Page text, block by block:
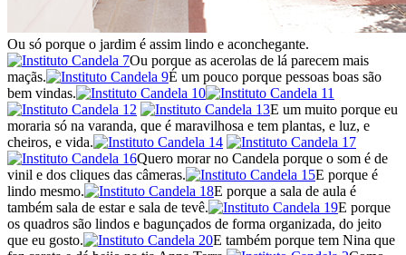
Ou só porque o jardim é assim lindo e aconchegante.
Ou porque as acerolas de lá parecem mais
maçãs.
É um pouco porque pessoas boas são
bem vindas.
E um muito porque eu
moraria só na varanda, que é maravilhosa e tem plantas, e luz, e
cheiros, e vida.
Quero morar no Candela porque o som é de
vinil e dos cliques das câmeras.
E porque é
lindo mesmo.
E porque a sala de aula é
também sala de estar e sala de tevê.
E porque
os quadros são lindos e bagunçados de forma organizada, do jeito
que eu gosto.
E também porque tem Nina que